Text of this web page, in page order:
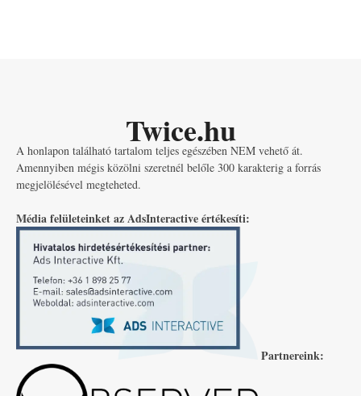
Twice.hu
A honlapon található tartalom teljes egészében NEM vehető át.
Amennyiben mégis közölni szeretnél belőle 300 karakterig a forrás
megjelölésével megteheted.
Média felületeinket az AdsInteractive értékesíti:
Partnereink: